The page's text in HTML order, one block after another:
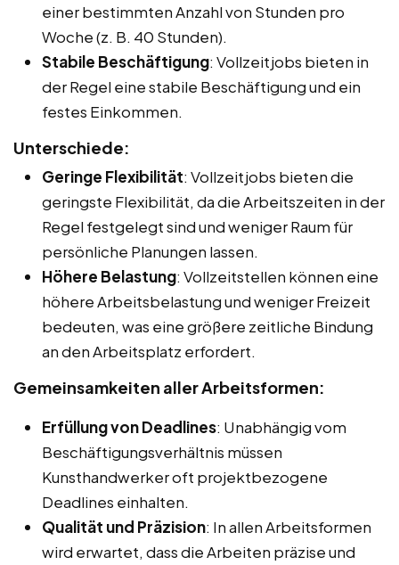
einer bestimmten Anzahl von Stunden pro
Woche (z. B. 40 Stunden).
Stabile Beschäftigung: Vollzeitjobs bieten in
der Regel eine stabile Beschäftigung und ein
festes Einkommen.
Unterschiede:
Geringe Flexibilität: Vollzeitjobs bieten die
geringste Flexibilität, da die Arbeitszeiten in der
Regel festgelegt sind und weniger Raum für
persönliche Planungen lassen.
Höhere Belastung: Vollzeitstellen können eine
höhere Arbeitsbelastung und weniger Freizeit
bedeuten, was eine größere zeitliche Bindung
an den Arbeitsplatz erfordert.
Gemeinsamkeiten aller Arbeitsformen:
Erfüllung von Deadlines: Unabhängig vom
Beschäftigungsverhältnis müssen
Kunsthandwerker oft projektbezogene
Deadlines einhalten.
Qualität und Präzision: In allen Arbeitsformen
wird erwartet, dass die Arbeiten präzise und